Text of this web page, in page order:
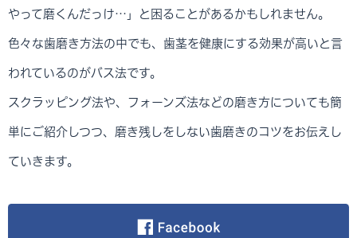
やって磨くんだっけ…」と困ることがあるかもしれません。
色々な歯磨き方法の中でも、歯茎を健康にする効果が高いと言
われているのがバス法です。
スクラッピング法や、フォーンズ法などの磨き方についても簡
単にご紹介しつつ、磨き残しをしない歯磨きのコツをお伝えし
ていきます。